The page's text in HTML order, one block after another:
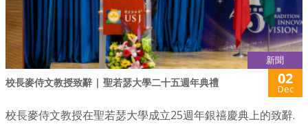
新聞
校長麥侍文教授致辭 | 聖若瑟大學二十五週年典禮 02
Dec
校長麥侍文教授在聖若瑟大學成立25週年銀禧慶典上的致辭.